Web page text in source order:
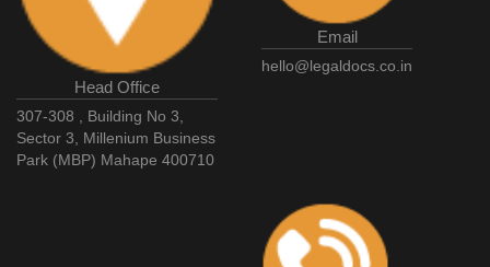
Head Office
307-308 , Building No 3,
Sector 3, Millenium Business
Park (MBP) Mahape 400710
Email
hello@legaldocs.co.in